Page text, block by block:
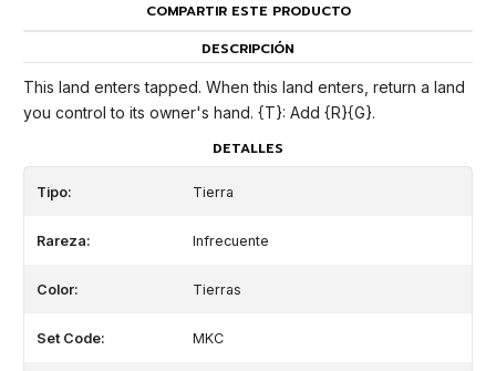
COMPARTIR ESTE PRODUCTO
DESCRIPCIÓN
This land enters tapped. When this land enters, return a land
you control to its owner's hand. {T}: Add {R}{G}.
DETALLES
Tipo: Tierra
Rareza: Infrecuente
Color: Tierras
Set Code: MKC